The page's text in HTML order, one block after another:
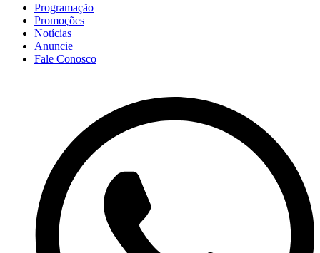
Programação
Promoções
Notícias
Anuncie
Fale Conosco